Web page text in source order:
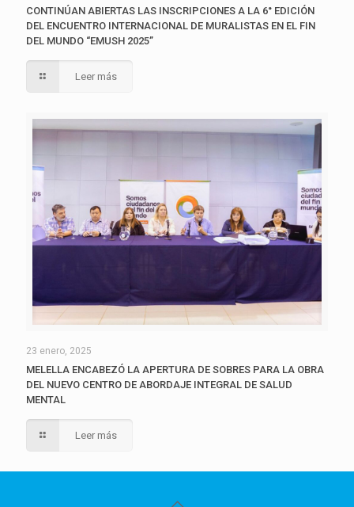
CONTINÚAN ABIERTAS LAS INSCRIPCIONES A LA 6° EDICIÓN
DEL ENCUENTRO INTERNACIONAL DE MURALISTAS EN EL FIN
DEL MUNDO “EMUSH 2025”
Leer más
23 enero, 2025
MELELLA ENCABEZÓ LA APERTURA DE SOBRES PARA LA OBRA
DEL NUEVO CENTRO DE ABORDAJE INTEGRAL DE SALUD
MENTAL
Leer más